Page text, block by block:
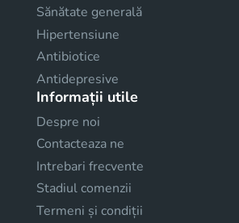
Sănătate generală
Hipertensiune
Antibiotice
Antidepresive
Informații utile
Despre noi
Contacteaza ne
Intrebari frecvente
Stadiul comenzii
Termeni și condiții